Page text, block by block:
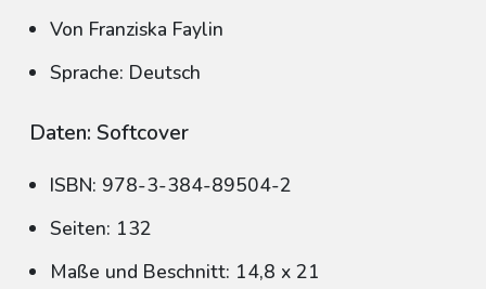
Von Franziska Faylin
Sprache: Deutsch
Daten: Softcover
ISBN: 978-3-384-89504-2
Seiten: 132
Maße und Beschnitt: 14,8 x 21